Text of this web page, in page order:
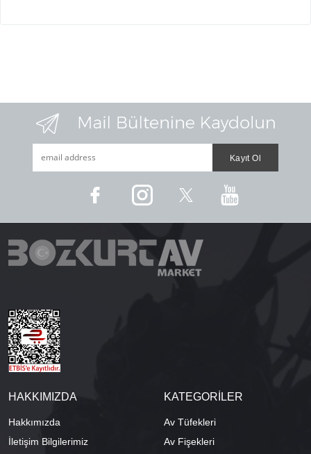
HAKKIMIZDA
Hakkımızda
İletişim Bilgilerimiz
KATEGORİLER
Av Tüfekleri
Av Fişekleri